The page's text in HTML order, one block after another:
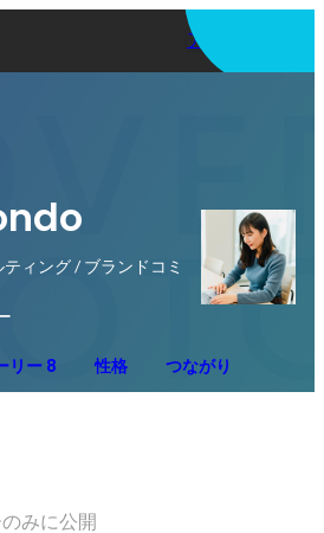
アプリを使う
ィング / ブランドコミ
リー 8 性格 つながり
みに公開